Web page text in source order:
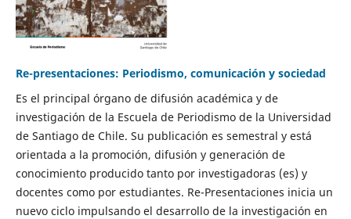
Re-presentaciones: Periodismo, comunicación y sociedad
Es el principal órgano de difusión académica y de
investigación de la Escuela de Periodismo de la Universidad
de Santiago de Chile. Su publicación es semestral y está
orientada a la promoción, difusión y generación de
conocimiento producido tanto por investigadoras (es) y
docentes como por estudiantes. Re-Presentaciones inicia un
nuevo ciclo impulsando el desarrollo de la investigación en